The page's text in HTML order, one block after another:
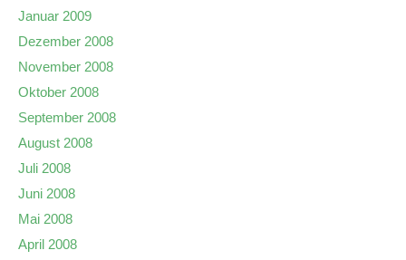
Januar 2009
Dezember 2008
November 2008
Oktober 2008
September 2008
August 2008
Juli 2008
Juni 2008
Mai 2008
April 2008